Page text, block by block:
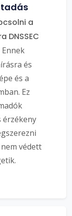
a
DNSSEC
Ennek
és
és a
Ez
érzékeny
védett